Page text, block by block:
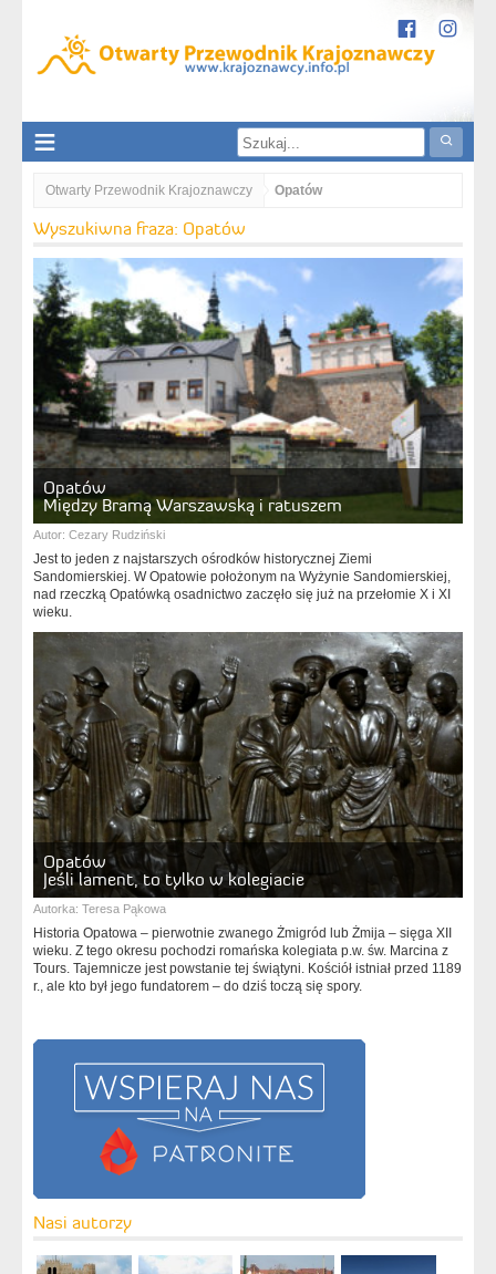
Otwarty Przewodnik Krajoznawczy Opatów
Wyszukiwna fraza: Opatów
Opatów
Między Bramą Warszawską i ratuszem
Autor: Cezary Rudziński
Jest to jeden z najstarszych ośrodków historycznej Ziemi
Sandomierskiej. W Opatowie położonym na Wyżynie Sandomierskiej,
nad rzeczką Opatówką osadnictwo zaczęło się już na przełomie X i XI
wieku.
Opatów
Jeśli lament, to tylko w kolegiacie
Autorka: Teresa Pąkowa
Historia Opatowa – pierwotnie zwanego Żmigród lub Żmija – sięga XII
wieku. Z tego okresu pochodzi romańska kolegiata p.w. św. Marcina z
Tours. Tajemnicze jest powstanie tej świątyni. Kościół istniał przed 1189
r., ale kto był jego fundatorem – do dziś toczą się spory.
Nasi autorzy